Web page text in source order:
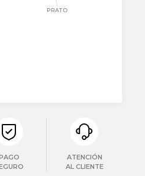
ATENCIÓN
AL CLIENTE